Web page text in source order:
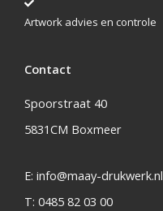
Artwork advies en controle
Contact
Spoorstraat 40
5831CM Boxmeer
E: info@maay-drukwerk.nl
T: 0485 82 03 00